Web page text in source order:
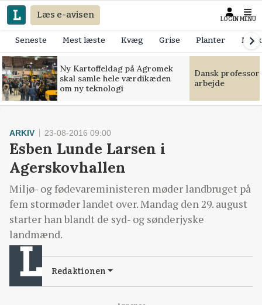
Læs e-avisen LOGIN MENU
Seneste Mest læste Kvæg Grise Planter
Ny Kartoffeldag på Agromek
skal samle hele værdikæden
om ny teknologi
Dansk
arbejde
ARKIV 23-08-2016 09:00
Esben Lunde Larsen i
Agerskovhallen
Miljø- og fødevareministeren møder landbruget på
fem stormøder landet over. Mandag den 29. august
starter han blandt de syd- og sønderjyske
landmænd.
Redaktionen